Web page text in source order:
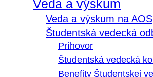
Veda a výskum
Veda a výskum na AOS
Študentská vedecká
Príhovor
Študentská vedecká
Benefity Študentskej